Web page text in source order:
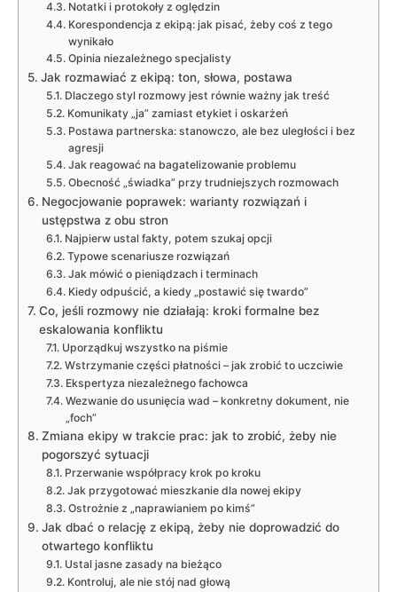
Notatki i protokoły z oględzin
Korespondencja z ekipą: jak pisać, żeby coś z tego
wynikało
Opinia niezależnego specjalisty
Jak rozmawiać z ekipą: ton, słowa, postawa
Dlaczego styl rozmowy jest równie ważny jak treść
Komunikaty „ja” zamiast etykiet i oskarżeń
Postawa partnerska: stanowczo, ale bez uległości i bez
agresji
Jak reagować na bagatelizowanie problemu
Obecność „świadka” przy trudniejszych rozmowach
Negocjowanie poprawek: warianty rozwiązań i
ustępstwa z obu stron
Najpierw ustal fakty, potem szukaj opcji
Typowe scenariusze rozwiązań
Jak mówić o pieniądzach i terminach
Kiedy odpuścić, a kiedy „postawić się twardo”
Co, jeśli rozmowy nie działają: kroki formalne bez
eskalowania konfliktu
Uporządkuj wszystko na piśmie
Wstrzymanie części płatności – jak zrobić to uczciwie
Ekspertyza niezależnego fachowca
Wezwanie do usunięcia wad – konkretny dokument, nie
„foch”
Zmiana ekipy w trakcie prac: jak to zrobić, żeby nie
pogorszyć sytuacji
Przerwanie współpracy krok po kroku
Jak przygotować mieszkanie dla nowej ekipy
Ostrożnie z „naprawianiem po kimś”
Jak dbać o relację z ekipą, żeby nie doprowadzić do
otwartego konfliktu
Ustal jasne zasady na bieżąco
Kontroluj, ale nie stój nad głową